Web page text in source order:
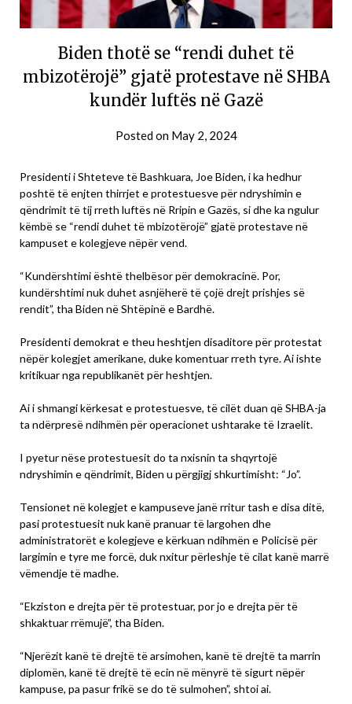
Biden thotë se “rendi duhet të
mbizotërojë” gjatë protestave në SHBA
kundër luftës në Gazë
Posted on May 2, 2024
Presidenti i Shteteve të Bashkuara, Joe Biden, i ka hedhur
poshtë të enjten thirrjet e protestuesve për ndryshimin e
qëndrimit të tij rreth luftës në Rripin e Gazës, si dhe ka ngulur
këmbë se “rendi duhet të mbizotërojë” gjatë protestave në
kampuset e kolegjeve nëpër vend.
“Kundërshtimi është thelbësor për demokracinë. Por,
kundërshtimi nuk duhet asnjëherë të çojë drejt prishjes së
rendit”, tha Biden në Shtëpinë e Bardhë.
Presidenti demokrat e theu heshtjen disaditore për protestat
nëpër kolegjet amerikane, duke komentuar rreth tyre. Ai ishte
kritikuar nga republikanët për heshtjen.
Ai i shmangi kërkesat e protestuesve, të cilët duan që SHBA-ja
ta ndërpresë ndihmën për operacionet ushtarake të Izraelit.
I pyetur nëse protestuesit do ta nxisnin ta shqyrtojë
ndryshimin e qëndrimit, Biden u përgjigj shkurtimisht: “Jo”.
Tensionet në kolegjet e kampuseve janë rritur tash e disa ditë,
pasi protestuesit nuk kanë pranuar të largohen dhe
administratorët e kolegjeve e kërkuan ndihmën e Policisë për
largimin e tyre me forcë, duk nxitur përleshje të cilat kanë marrë
vëmendje të madhe.
“Ekziston e drejta për të protestuar, por jo e drejta për të
shkaktuar rrëmujë”, tha Biden.
“Njerëzit kanë të drejtë të arsimohen, kanë të drejtë ta marrin
diplomën, kanë të drejtë të ecin në mënyrë të sigurt nëpër
kampuse, pa pasur frikë se do të sulmohen”, shtoi ai.